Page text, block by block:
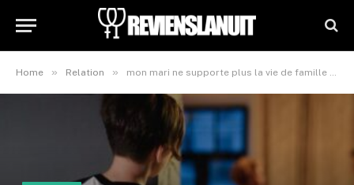
Home » Relation » mon mari ne supporte plus la vie de famille : comprendre et réagir